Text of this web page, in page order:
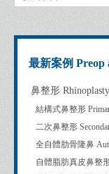
最新案例 Preop
鼻整形 Rhinoplasty
結構式鼻整形
二次鼻整形
全自體肋骨隆鼻
自體脂肪真皮鼻整